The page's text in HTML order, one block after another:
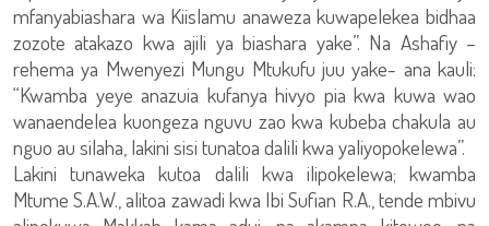
mfanyabiashara wa Kiislamu anaweza kuwapelekea bidhaa
zozote atakazo kwa ajili ya biashara yake”. Na Ashafiy –
rehema ya Mwenyezi Mungu Mtukufu juu yake- ana kauli:
“Kwamba yeye anazuia kufanya hivyo pia kwa kuwa wao
wanaendelea kuongeza nguvu zao kwa kubeba chakula au
nguo au silaha, lakini sisi tunatoa dalili kwa yaliyopokelewa”.
Lakini tunaweka kutoa dalili kwa ilipokelewa; kwamba
Mtume S.A.W., alitoa zawadi kwa Ibi Sufian R.A., tende mbivu